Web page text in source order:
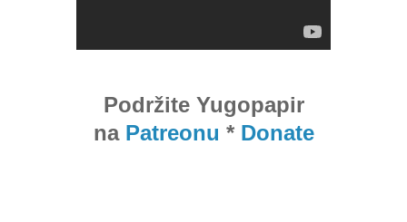
Podržite Yugopapir
na Patreonu * Donate